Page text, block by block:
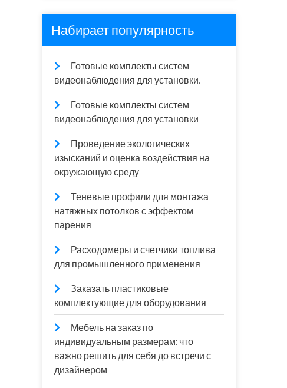
Набирает популярность
Готовые комплекты систем
видеонаблюдения для установки.
Готовые комплекты систем
видеонаблюдения для установки
Проведение экологических
изысканий и оценка воздействия на
окружающую среду
Теневые профили для монтажа
натяжных потолков с эффектом
парения
Расходомеры и счетчики топлива
для промышленного применения
Заказать пластиковые
комплектующие для оборудования
Мебель на заказ по
индивидуальным размерам: что
важно решить для себя до встречи с
дизайнером